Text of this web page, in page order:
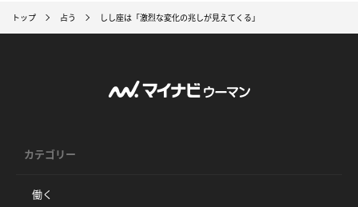
トップ 占う しし座は「激烈な変化の兆しが見えてくる」
カテゴリー
働く